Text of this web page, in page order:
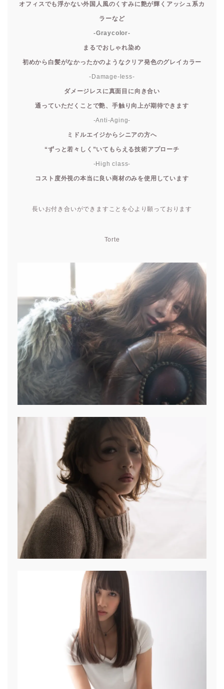
オフィスでも浮かない外国人風のくすみに艶が輝くアッシュ系カ
ラーなど
-Graycolor-
まるでおしゃれ染め
初めから白髪がなかったかのようなクリア発色のグレイカラー
-Damage-less-
ダメージレスに真面目に向き合い
通っていただくことで艶、手触り向上が期待できます
-Anti-Aging-
ミドルエイジからシニアの方へ
“ずっと若々しく”いてもらえる技術アプローチ
-High class-
コスト度外視の本当に良い商材のみを使用しています
長いお付き合いができますことを心より願っております
Torte